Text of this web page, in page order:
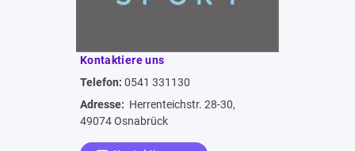
Kontaktiere uns
Telefon: 0541 331130
Adresse: Herrenteichstr. 28-30,
49074 Osnabrück